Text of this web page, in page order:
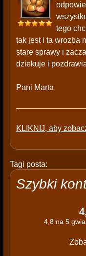
tego
tak jest i ta wrozba
stare sprawy i
dziekuje i
Pani Marta
KLIKNIJ, aby
Tagi posta:
Szybki
4,8 na 5